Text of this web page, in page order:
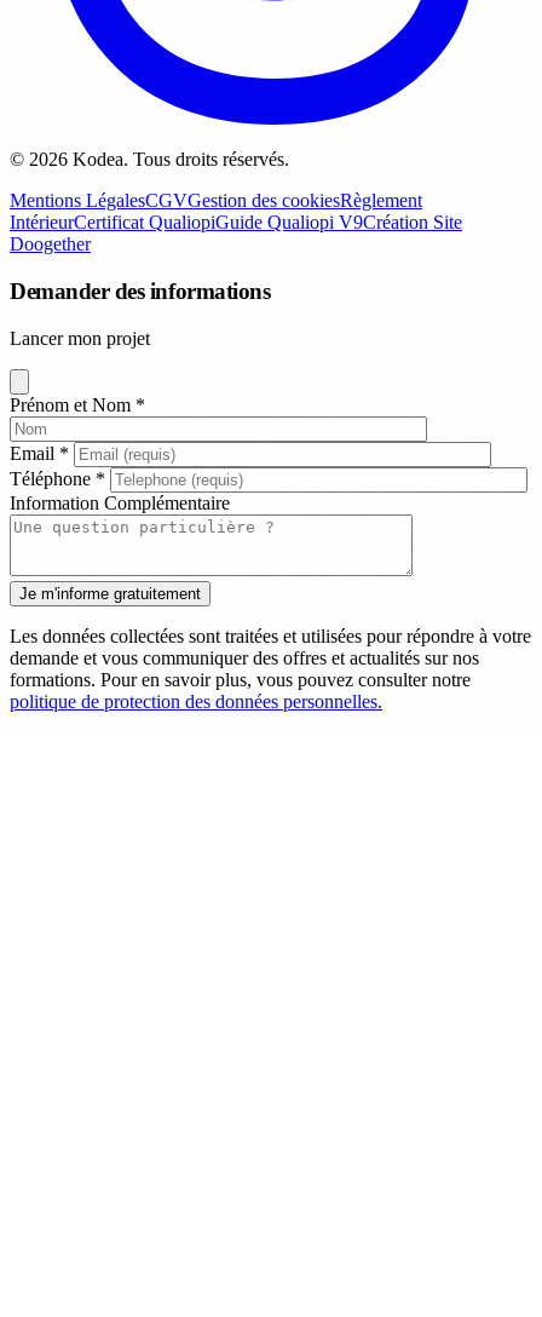
© 2026 Kodea. Tous droits réservés.
Mentions LégalesCGVGestion des cookiesRèglement
IntérieurCertificat QualiopiGuide Qualiopi V9Création Site
Doogether
Demander des informations
Lancer mon projet
Prénom et Nom *
Email *
Téléphone *
Information Complémentaire
Les données collectées sont traitées et utilisées pour répondre à votre
demande et vous communiquer des offres et actualités sur nos
formations. Pour en savoir plus, vous pouvez consulter notre
politique de protection des données personnelles.